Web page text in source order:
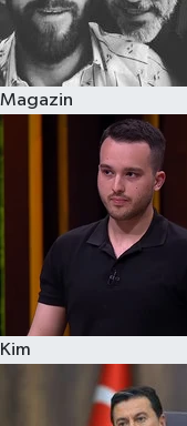
Magazin
Kim